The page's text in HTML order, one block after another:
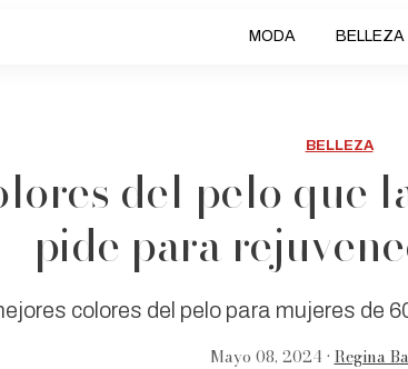
MODA BELLEZA
BELLEZA
del pelo que
pide para
colores del pelo para mujeres de
Mayo 08, 2024 • Regina